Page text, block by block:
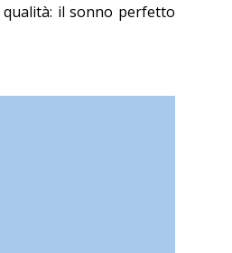
il sonno perfetto